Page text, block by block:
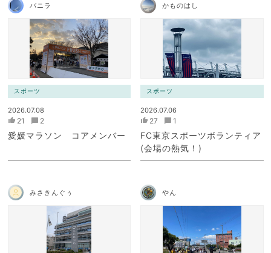
バニラ
スポーツ
2026.07.08
21 2
愛媛マラソン コアメンバー
かものはし
スポーツ
2026.07.06
27 1
FC東京スポーツボランティア
(会場の熱気！)
みさきんぐぅ やん